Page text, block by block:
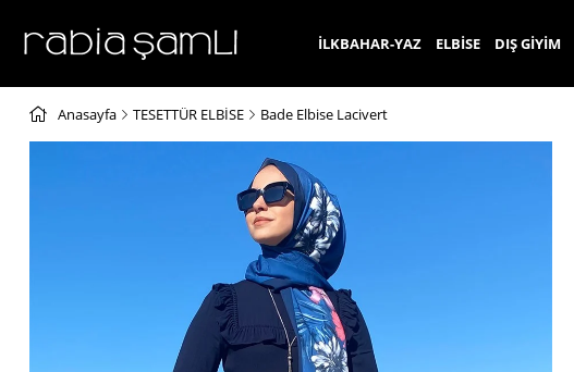
İLKBAHAR-YAZ ELBİSE DIŞ GİYİM
Anasayfa TESETTÜR ELBİSE Bade Elbise Lacivert